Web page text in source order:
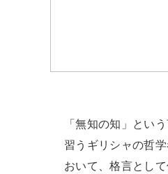
「無知の知」とい
習うギリシャの哲
おいて、格言とし